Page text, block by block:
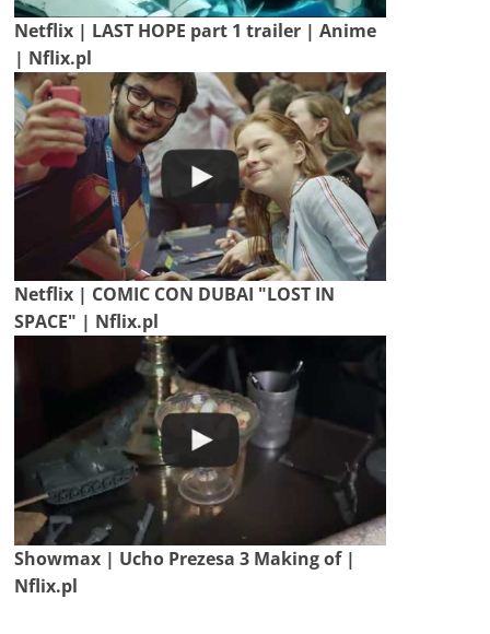
Netflix | LAST HOPE part 1 trailer | Anime
| Nflix.pl
Netflix | COMIC CON DUBAI "LOST IN
SPACE" | Nflix.pl
Showmax | Ucho Prezesa 3 Making of |
Nflix.pl